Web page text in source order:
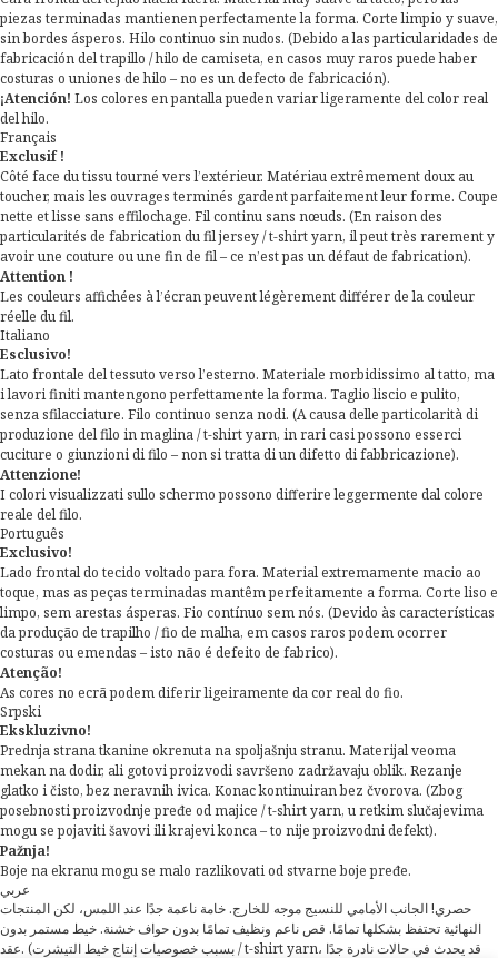
piezas terminadas mantienen perfectamente la forma. Corte limpio y suave,
sin bordes ásperos. Hilo continuo sin nudos. (Debido a las particularidades de
fabricación del trapillo / hilo de camiseta, en casos muy raros puede haber
costuras o uniones de hilo – no es un defecto de fabricación).
¡Atención! Los colores en pantalla pueden variar ligeramente del color real
del hilo.
Français
Exclusif !
Côté face du tissu tourné vers l’extérieur. Matériau extrêmement doux au
toucher, mais les ouvrages terminés gardent parfaitement leur forme. Coupe
nette et lisse sans effilochage. Fil continu sans nœuds. (En raison des
particularités de fabrication du fil jersey / t-shirt yarn, il peut très rarement y
avoir une couture ou une fin de fil – ce n’est pas un défaut de fabrication).
Attention !
Les couleurs affichées à l’écran peuvent légèrement différer de la couleur
réelle du fil.
Italiano
Esclusivo!
Lato frontale del tessuto verso l’esterno. Materiale morbidissimo al tatto, ma
i lavori finiti mantengono perfettamente la forma. Taglio liscio e pulito,
senza sfilacciature. Filo continuo senza nodi. (A causa delle particolarità di
produzione del filo in maglina / t-shirt yarn, in rari casi possono esserci
cuciture o giunzioni di filo – non si tratta di un difetto di fabbricazione).
Attenzione!
I colori visualizzati sullo schermo possono differire leggermente dal colore
reale del filo.
Português
Exclusivo!
Lado frontal do tecido voltado para fora. Material extremamente macio ao
toque, mas as peças terminadas mantêm perfeitamente a forma. Corte liso e
limpo, sem arestas ásperas. Fio contínuo sem nós. (Devido às características
da produção de trapilho / fio de malha, em casos raros podem ocorrer
costuras ou emendas – isto não é defeito de fabrico).
Atenção!
As cores no ecrã podem diferir ligeiramente da cor real do fio.
Srpski
Ekskluzivno!
Prednja strana tkanine okrenuta na spoljašnju stranu. Materijal veoma
mekan na dodir, ali gotovi proizvodi savršeno zadržavaju oblik. Rezanje
glatko i čisto, bez neravnih ivica. Konac kontinuiran bez čvorova. (Zbog
posebnosti proizvodnje pređe od majice / t-shirt yarn, u retkim slučajevima
mogu se pojaviti šavovi ili krajevi konca – to nije proizvodni defekt).
Pažnja!
Boje na ekranu mogu se malo razlikovati od stvarne boje pređe.
عربي
حصري! الجانب الأمامي للنسيج موجه للخارج. خامة ناعمة جدًا عند اللمس، لكن المنتجات
النهائية تحتفظ بشكلها تمامًا. قص ناعم ونظيف تمامًا بدون حواف خشنة. خيط مستمر بدون
عقد. (بسبب خصوصيات إنتاج خيط التيشرت / t-shirt yarn، قد يحدث في حالات نادرة جدًا